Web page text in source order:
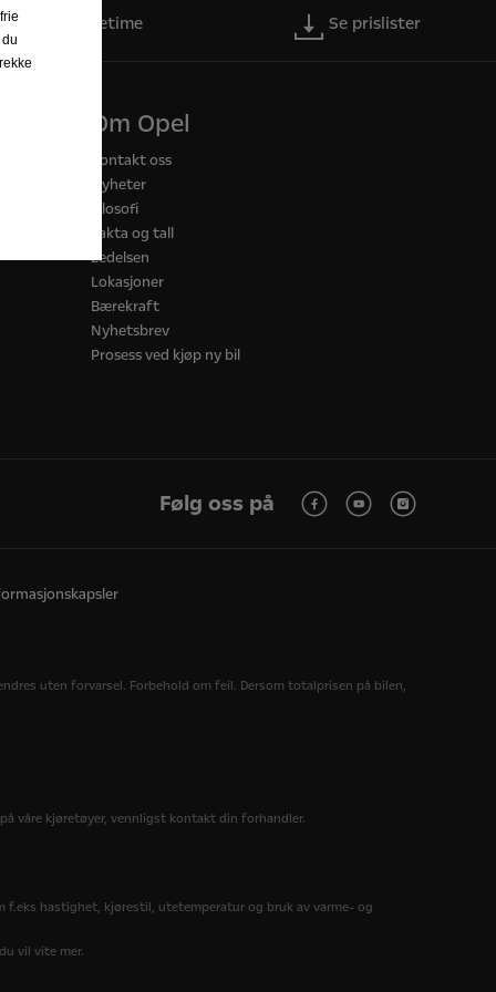
Bestill servicetime Se prislister
Om Opel
Kontakt oss
Nyheter
Filosofi
Fakta og tall
Ledelsen
Lokasjoner
Bærekraft
Nyhetsbrev
Prosess ved kjøp ny bil
Følg oss på
uten forvarsel. Forbehold om feil. Dersom totalprisen på bilen,
våre kjøretøyer, vennligst kontakt din forhandler.
hastighet, kjørestil, utetemperatur og bruk av varme- og
vil vite mer.